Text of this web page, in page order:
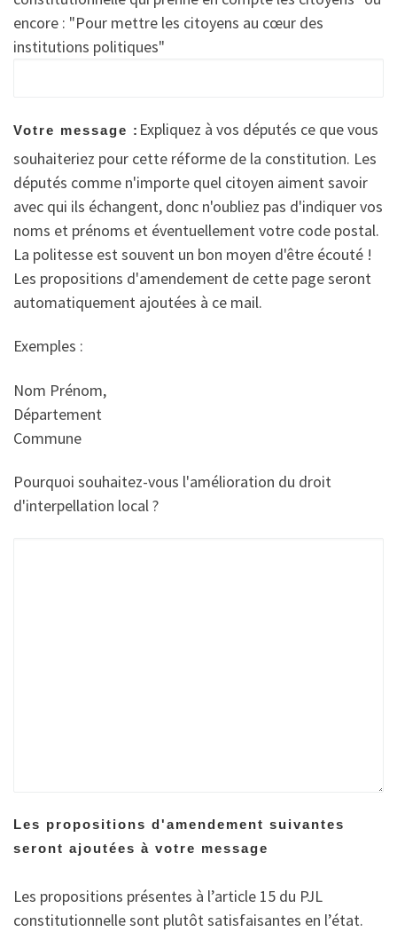
encore : "Pour mettre les citoyens au cœur des
institutions politiques"
Votre message : Expliquez à vos députés ce que vous
souhaiteriez pour cette réforme de la constitution. Les
députés comme n'importe quel citoyen aiment savoir
avec qui ils échangent, donc n'oubliez pas d'indiquer vos
noms et prénoms et éventuellement votre code postal.
La politesse est souvent un bon moyen d'être écouté !
Les propositions d'amendement de cette page seront
automatiquement ajoutées à ce mail.
Exemples :
Nom Prénom,
Département
Commune
Pourquoi souhaitez-vous l'amélioration du droit
d'interpellation local ?
Les propositions d'amendement suivantes
seront ajoutées à votre message
Les propositions présentes à l’article 15 du PJL
constitutionnelle sont plutôt satisfaisantes en l’état.